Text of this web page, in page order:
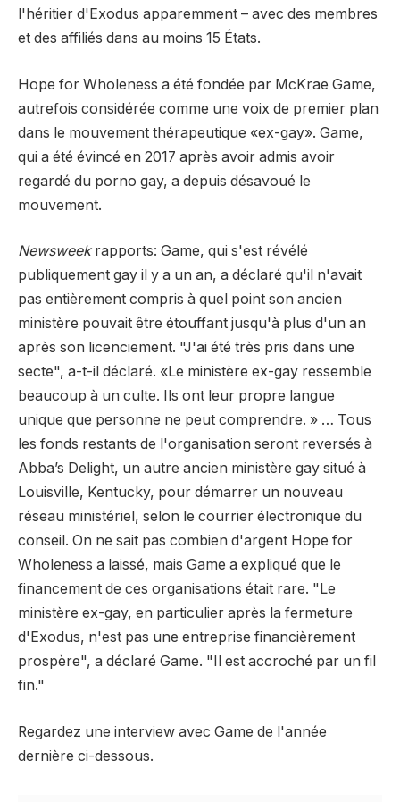
l'héritier d'Exodus apparemment – avec des membres
et des affiliés dans au moins 15 États.
Hope for Wholeness a été fondée par McKrae Game,
autrefois considérée comme une voix de premier plan
dans le mouvement thérapeutique «ex-gay». Game,
qui a été évincé en 2017 après avoir admis avoir
regardé du porno gay, a depuis désavoué le
mouvement.
Newsweekrapports: Game, qui s'est révélé
publiquement gay il y a un an, a déclaré qu'il n'avait
pas entièrement compris à quel point son ancien
ministère pouvait être étouffant jusqu'à plus d'un an
après son licenciement. "J'ai été très pris dans une
secte", a-t-il déclaré. «Le ministère ex-gay ressemble
beaucoup à un culte. Ils ont leur propre langue
unique que personne ne peut comprendre. » … Tous
les fonds restants de l'organisation seront reversés à
Abba’s Delight, un autre ancien ministère gay situé à
Louisville, Kentucky, pour démarrer un nouveau
réseau ministériel, selon le courrier électronique du
conseil. On ne sait pas combien d'argent Hope for
Wholeness a laissé, mais Game a expliqué que le
financement de ces organisations était rare. "Le
ministère ex-gay, en particulier après la fermeture
d'Exodus, n'est pas une entreprise financièrement
prospère", a déclaré Game. "Il est accroché par un fil
fin."
Regardez une interview avec Game de l'année
dernière ci-dessous.